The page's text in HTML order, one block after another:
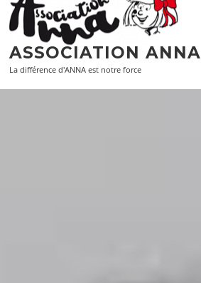
Aller
au
contenu
ASSOCIATION ANNA
La différence d'ANNA est notre force